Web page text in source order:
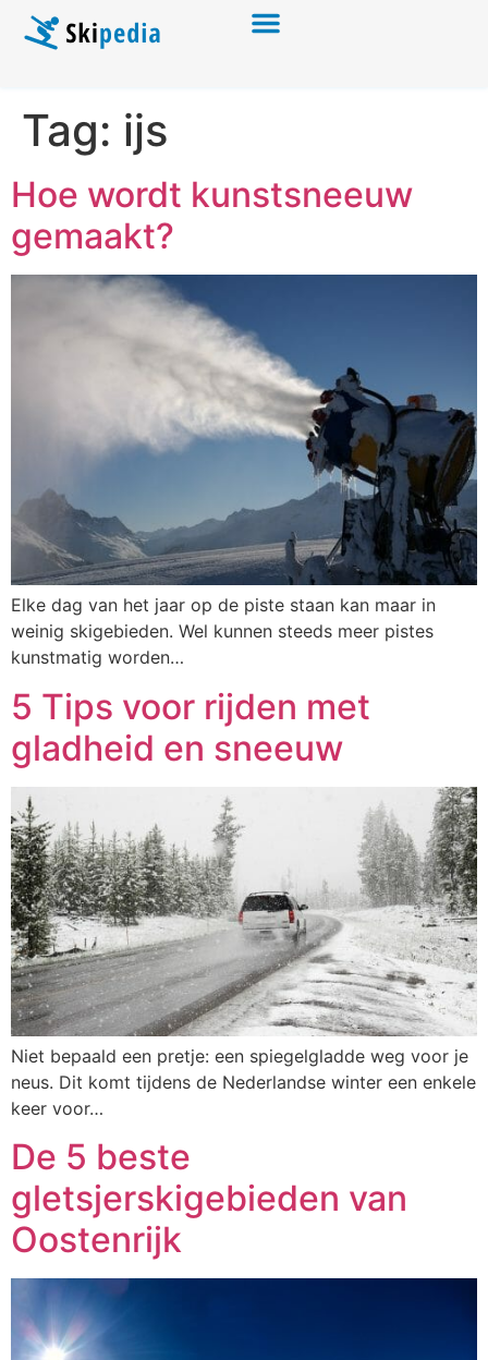
Tag: ijs
Hoe wordt kunstsneeuw
gemaakt?
Elke dag van het jaar op de piste staan kan maar in
weinig skigebieden. Wel kunnen steeds meer pistes
kunstmatig worden…
5 Tips voor rijden met
gladheid en sneeuw
Niet bepaald een pretje: een spiegelgladde weg voor je
neus. Dit komt tijdens de Nederlandse winter een enkele
keer voor…
De 5 beste
gletsjerskigebieden van
Oostenrijk